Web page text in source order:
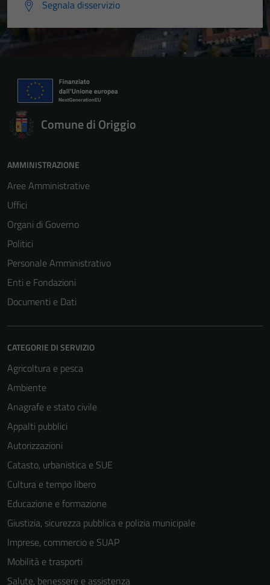
Segnala disservizio
Comune di Origgio
AMMINISTRAZIONE
Aree Amministrative
Uffici
Organi di Governo
Politici
Personale Amministrativo
Enti e Fondazioni
Documenti e Dati
CATEGORIE DI SERVIZIO
Agricoltura e pesca
Ambiente
Anagrafe e stato civile
Appalti pubblici
Autorizzazioni
Catasto, urbanistica e SUE
Cultura e tempo libero
Educazione e formazione
Giustizia, sicurezza pubblica e polizia municipale
Imprese, commercio e SUAP
Mobilità e trasporti
Salute, benessere e assistenza